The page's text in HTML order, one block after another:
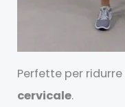
Perfette per ridurre
cervicale.